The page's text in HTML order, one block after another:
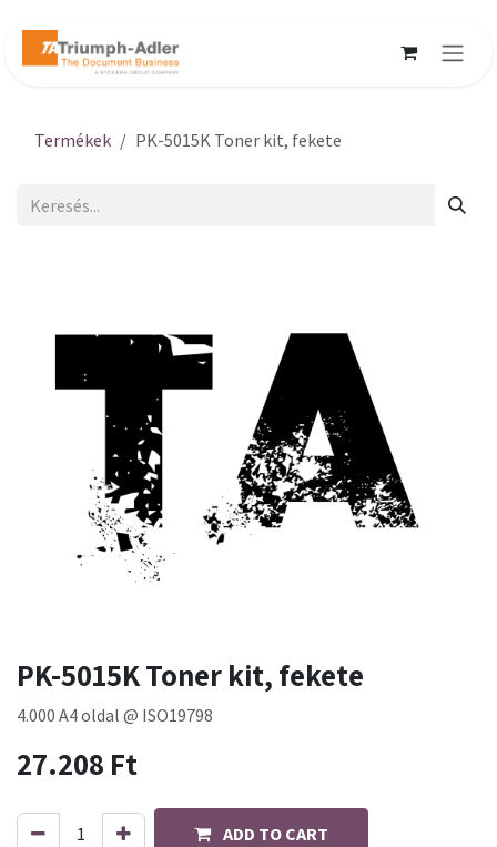
Termékek PK-5015K Toner kit, fekete
PK-5015K Toner kit, fekete
4.000 A4 oldal @ ISO19798
27.208 Ft
ADD TO CART